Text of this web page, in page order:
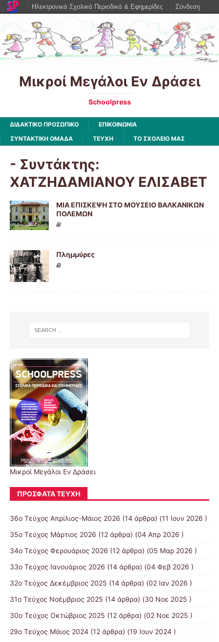
Μικροί Μεγάλοι Εν Δράσει
Schoolpress
ΔΙΔΑΚΤΙΚΟ ΠΡΟΣΩΠΙΚΟ
ΕΠΙΚΟΙΝΩΝΙΑ
ΣΥΝΤΑΚΤΙΚΗ ΟΜΑΔΑ
ΤΕΥΧΗ ΤΟ ΣΧΟΛΕΙΟ ΜΑΣ
- Συντάκτης:
ΧΑΤΖΗΔΑΜΙΑΝΟΥ ΕΛΙΣΑΒΕΤ
ΜΙΑ ΕΠΙΣΚΕΨΗ ΣΤΟ ΜΟΥΣΕΙΟ ΒΑΛΚΑΝΙΚΩΝ
ΠΟΛΕΜΩΝ
Πλημμύρες
Μικροί Μεγάλοι Εν Δράσει
ΠΡΌΣΦΑΤΑ ΤΕΎΧΗ
36ο Τεύχος Απρίλιος-Μάιος 2026 (14 άρθρα) (11 Ιουν 2026 )
35ο Τεύχος Μάρτιος 2026 (12 άρθρα) (04 Απρ 2026 )
34ο Τεύχος Φερουάριος 2026 (12 άρθρα) (05 Μαρ 2026 )
33ο Τεύχος Ιανουάριος 2026 (14 άρθρα) (04 Φεβ 2026 )
32ο Τεύχος Δεκέμβριος 2025 (14 άρθρα) (02 Ιαν 2026 )
31ο Τεύχος Νοέμβριος 2025 (14 άρθρα) (30 Νοε 2025 )
30ο Τεύχος Οκτώβριος 2025 (12 άρθρα) (02 Νοε 2025 )
29ο Τεύχος Μάιος 2024 (12 άρθρα) (19 Ιουν 2024 )
Ηλεκτρονικά Σχολικά Περιοδικά & Εφημερίδες Σύνδεση